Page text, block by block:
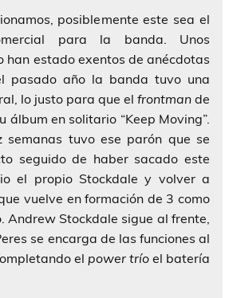
posiblemente este sea el
para la banda. Unos
han estado exentos de anécdotas
pasado año la banda tuvo una
lo justo para que el frontman de
álbum en solitario “Keep Moving”.
semanas tuvo ese parón que se
seguido de haber sacado este
el propio Stockdaley volver a
vuelve en formación de 3 como
Andrew Stockdale sigue al frente,
se encarga de las funciones al
el power trío el batería